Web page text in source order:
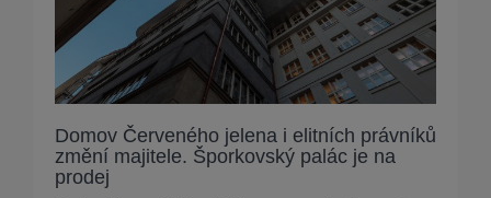
Domov Červeného jelena i elitních právníků
změní majitele. Šporkovský palác je na
prodej